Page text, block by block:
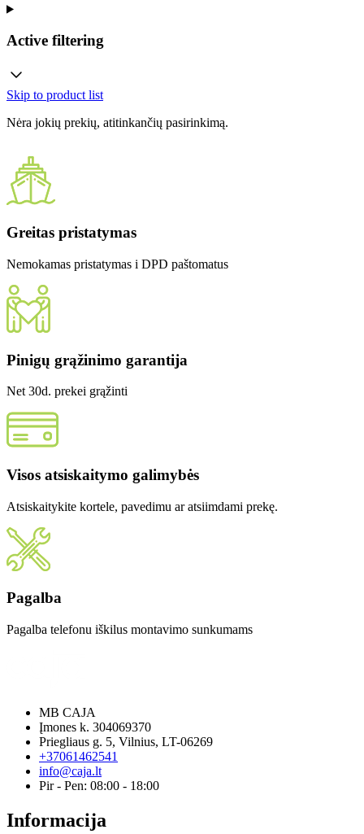
Active filtering
Skip to product list
Nėra jokių prekių, atitinkančių pasirinkimą.
Greitas pristatymas
Nemokamas pristatymas i DPD paštomatus
Pinigų grąžinimo garantija
Net 30d. prekei grąžinti
Visos atsiskaitymo galimybės
Atsiskaitykite kortele, pavedimu ar atsiimdami prekę.
Pagalba
Pagalba telefonu iškilus montavimo sunkumams
MB CAJA
Įmones k. 304069370
Priegliaus g. 5, Vilnius, LT-06269
+37061462541
info@caja.lt
Pir - Pen: 08:00 - 18:00
Informacija